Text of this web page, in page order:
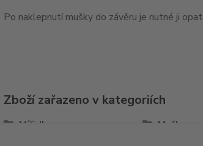
Po naklepnutí mušky do závěru je nutné ji
Zboží zařazeno v kategoriích
Mířidla Mušky